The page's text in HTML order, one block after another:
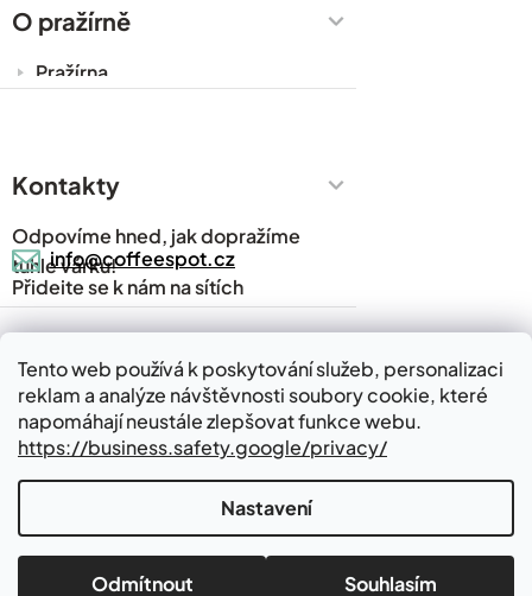
Tento web používá k poskytování služeb, personalizaci
reklam a analýze návštěvnosti soubory cookie, které
napomáhají neustále zlepšovat funkce webu.
https://business.safety.google/privacy/
Nastavení
Odmítnout Souhlasím
Obchodní podmínky
O pražírně
Pražírna
Časté dotazy
Napsali o nás
Blog
Kontakty
Kontakty
Odpovíme hned, jak dopražíme
tuhle várku!
info@coffeespot.cz
Přidejte se k nám na sítích
Kde nás najdete
Pražírna kávy v Babicích
Vytvořil Shoptet
Copyright 2026Coffeespot.cz . Všechna práva vyhrazena.